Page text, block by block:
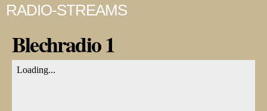
RADIO-STREAMS
Blechradio 1